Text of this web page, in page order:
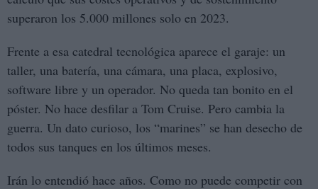
superaron los 5.000 millones solo en 2023.
Frente a esa catedral tecnológica aparece el garaje: un
taller, una batería, una cámara, una placa, explosivo,
software libre y un operador. No queda tan bonito en el
póster. No hace desfilar a Tom Cruise. Pero cambia la
guerra. Un dato curioso, los “marines” se han desecho de
todos sus tanques en los últimos meses.
Irán lo entendió hace años. Como no puede competir con